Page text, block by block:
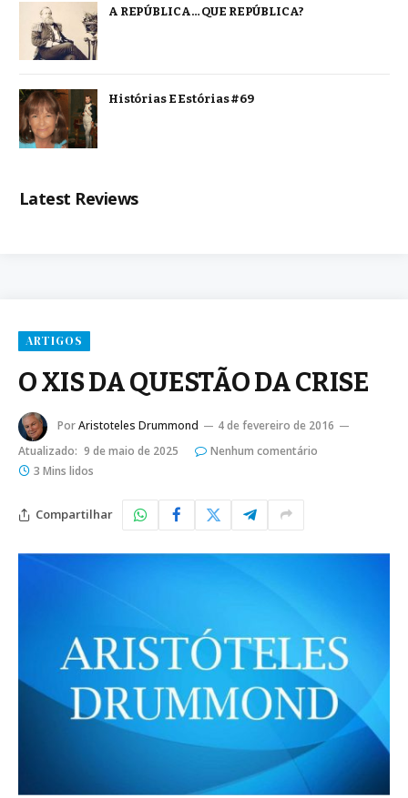
A REPÚBLICA… QUE REPÚBLICA?
Histórias E Estórias #69
Latest Reviews
ARTIGOS
O XIS DA QUESTÃO DA CRISE
PorAristoteles Drummond
4 de fevereiro de 2016
Atualizado: 9 de maio de 2025
Nenhum comentário
3 Mins lidos
Compartilhar